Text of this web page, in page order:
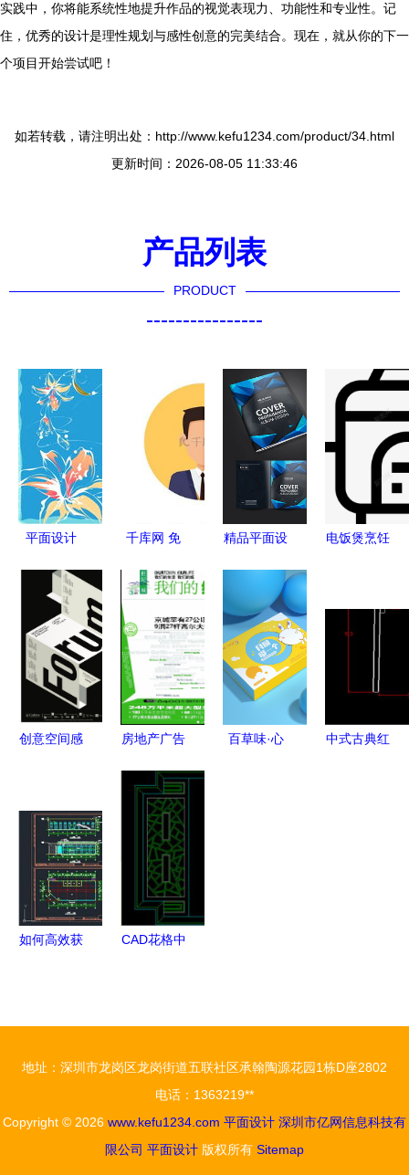
实践中，你将能系统性地提升作品的视觉表现力、功能性和专业性。记
住，优秀的设计是理性规划与感性创意的完美结合。现在，就从你的下一
个项目开始尝试吧！
如若转载，请注明出处：http://www.kefu1234.com/product/34.html
更新时间：2026-08-05 11:33:46
产品列表
PRODUCT
----------------
平面设计
哲匠之舞
千库网 免
头像素材与
网页设计灵
感指南
精品平面设
材库到创意
呈现的完整
路径
电饭煲烹饪
网页设计中
创意空间感
视觉新维度
房地产广告
面编排技巧
打造迷人的
报刊视觉剧
场
百草味·心
中式古典红
如何高效获
CAD花格中
传统韵味
地址：深圳市龙岗区龙岗街道五联社区承翰陶源花园1栋D座2802
电话：1363219**
Copyright © 2026 www.kefu1234.com 平面设计 深圳市亿网信息科技有
限公司 平面设计 版权所有 Sitemap